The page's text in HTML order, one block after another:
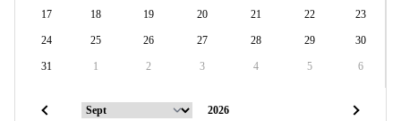
17 18 19 20 21 22 23
24 25 26 27 28 29 30
31 1 2 3 4 5 6